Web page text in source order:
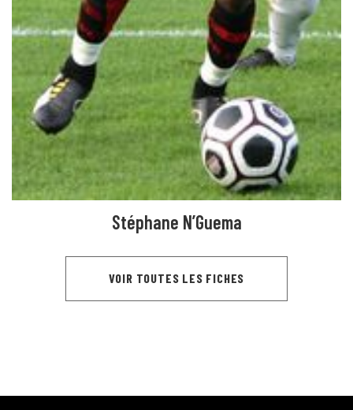
Stéphane N’Guema
VOIR TOUTES LES FICHES